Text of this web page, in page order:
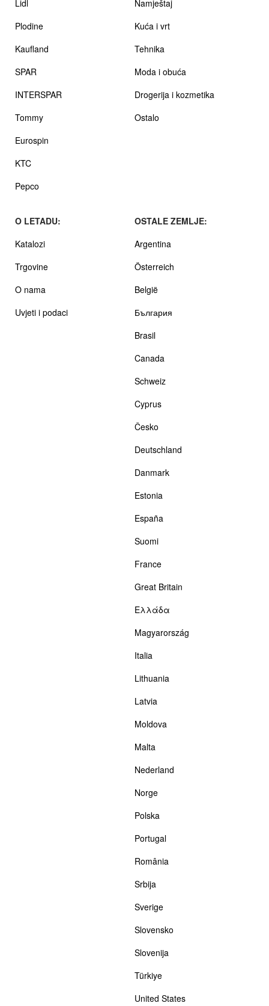
Lidl
Plodine
Kaufland
SPAR
INTERSPAR
Tommy
Eurospin
KTC
Pepco
Namještaj
Kuća i vrt
Tehnika
Moda i obuća
Drogerija i kozmetika
Ostalo
O LETADU:
Katalozi
Trgovine
O nama
Uvjeti i podaci
OSTALE ZEMLJE:
Argentina
Österreich
België
България
Brasil
Canada
Schweiz
Cyprus
Česko
Deutschland
Danmark
Estonia
España
Suomi
France
Great Britain
Ελλάδα
Magyarország
Italia
Lithuania
Latvia
Moldova
Malta
Nederland
Norge
Polska
Portugal
România
Srbija
Sverige
Slovensko
Slovenija
Türkiye
United States